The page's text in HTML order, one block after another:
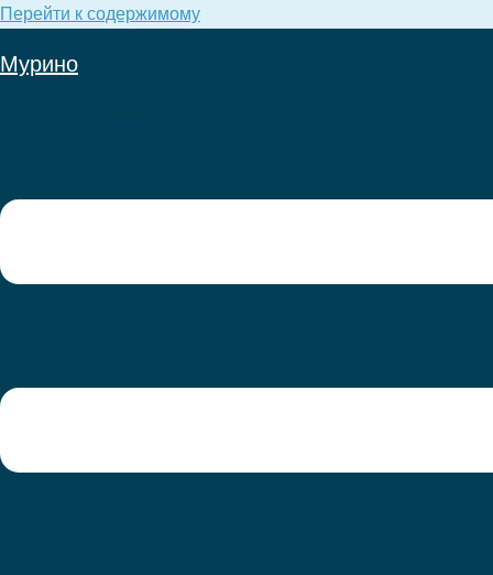
Перейти к содержимому
Мурино